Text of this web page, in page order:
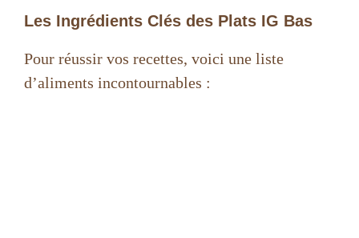
i
Les Ingrédients Clés des Plats IG Bas
Pour réussir vos recettes, voici une liste
d’aliments incontournables :